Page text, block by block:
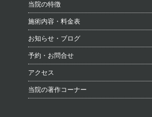
当院の特徴
施術内容・料金表
お知らせ・ブログ
予約・お問合せ
アクセス
当院の著作コーナー